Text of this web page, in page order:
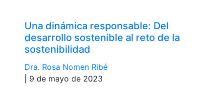
Una dinámica responsable: Del
desarrollo sostenible al reto de la
sostenibilidad
Dra. Rosa Nomen Ribé
| 9 de mayo de 2023